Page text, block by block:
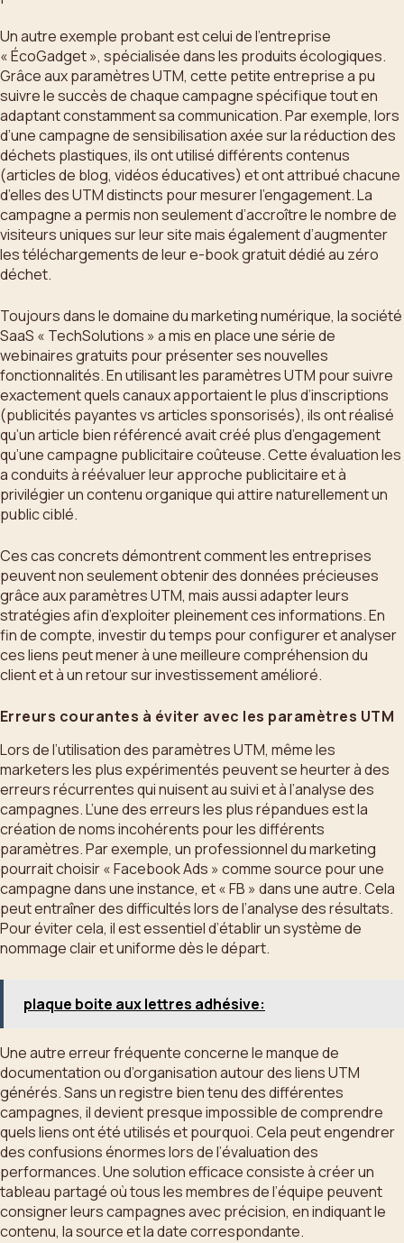
Un autre exemple probant est celui de l’entreprise
« ÉcoGadget », spécialisée dans les produits écologiques.
Grâce aux paramètres UTM, cette petite entreprise a pu
suivre le succès de chaque campagne spécifique tout en
adaptant constamment sa communication. Par exemple, lors
d’une campagne de sensibilisation axée sur la réduction des
déchets plastiques, ils ont utilisé différents contenus
(articles de blog, vidéos éducatives) et ont attribué chacune
d’elles des UTM distincts pour mesurer l’engagement. La
campagne a permis non seulement d’accroître le nombre de
visiteurs uniques sur leur site mais également d’augmenter
les téléchargements de leur e-book gratuit dédié au zéro
déchet.
Toujours dans le domaine du marketing numérique, la société
SaaS « TechSolutions » a mis en place une série de
webinaires gratuits pour présenter ses nouvelles
fonctionnalités. En utilisant les paramètres UTM pour suivre
exactement quels canaux apportaient le plus d’inscriptions
(publicités payantes vs articles sponsorisés), ils ont réalisé
qu’un article bien référencé avait créé plus d’engagement
qu’une campagne publicitaire coûteuse. Cette évaluation les
a conduits à réévaluer leur approche publicitaire et à
privilégier un contenu organique qui attire naturellement un
public ciblé.
Ces cas concrets démontrent comment les entreprises
peuvent non seulement obtenir des données précieuses
grâce aux paramètres UTM, mais aussi adapter leurs
stratégies afin d’exploiter pleinement ces informations. En
fin de compte, investir du temps pour configurer et analyser
ces liens peut mener à une meilleure compréhension du
client et à un retour sur investissement amélioré.
Erreurs courantes à éviter avec les paramètres UTM
Lors de l’utilisation des paramètres UTM, même les
marketers les plus expérimentés peuvent se heurter à des
erreurs récurrentes qui nuisent au suivi et à l’analyse des
campagnes. L’une des erreurs les plus répandues est la
création de noms incohérents pour les différents
paramètres. Par exemple, un professionnel du marketing
pourrait choisir « Facebook Ads » comme source pour une
campagne dans une instance, et « FB » dans une autre. Cela
peut entraîner des difficultés lors de l’analyse des résultats.
Pour éviter cela, il est essentiel d’établir un système de
nommage clair et uniforme dès le départ.
plaque boite aux lettres adhésive:
Une autre erreur fréquente concerne le manque de
documentation ou d’organisation autour des liens UTM
générés. Sans un registre bien tenu des différentes
campagnes, il devient presque impossible de comprendre
quels liens ont été utilisés et pourquoi. Cela peut engendrer
des confusions énormes lors de l’évaluation des
performances. Une solution efficace consiste à créer un
tableau partagé où tous les membres de l’équipe peuvent
consigner leurs campagnes avec précision, en indiquant le
contenu, la source et la date correspondante.